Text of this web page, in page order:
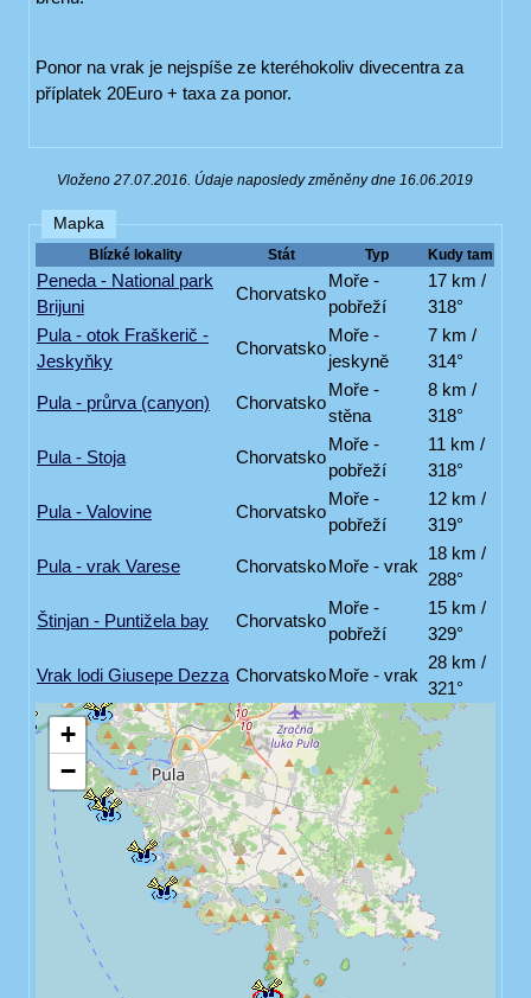
Ponor na vrak je nejspíše ze kteréhokoliv divecentra za
příplatek 20Euro + taxa za ponor.
Vloženo 27.07.2016. Údaje naposledy změněny dne 16.06.2019
Mapka
Blízké lokality Stát Typ Kudy tam
Peneda - National park
Brijuni
Chorvatsko
Moře -
pobřeží
17 km /
318°
Pula - otok Fraškerič -
Jeskyňky
Chorvatsko
Moře -
jeskyně
7 km /
314°
Pula - průrva (canyon) Chorvatsko
Moře -
stěna
8 km /
318°
Pula - Stoja Chorvatsko
Moře -
pobřeží
11 km /
318°
Pula - Valovine Chorvatsko
Moře -
pobřeží
12 km /
319°
Pula - vrak Varese ChorvatskoMoře - vrak
18 km /
288°
Štinjan - Puntižela bay Chorvatsko
Moře -
pobřeží
15 km /
329°
Vrak lodi Giusepe Dezza ChorvatskoMoře - vrak
28 km /
321°